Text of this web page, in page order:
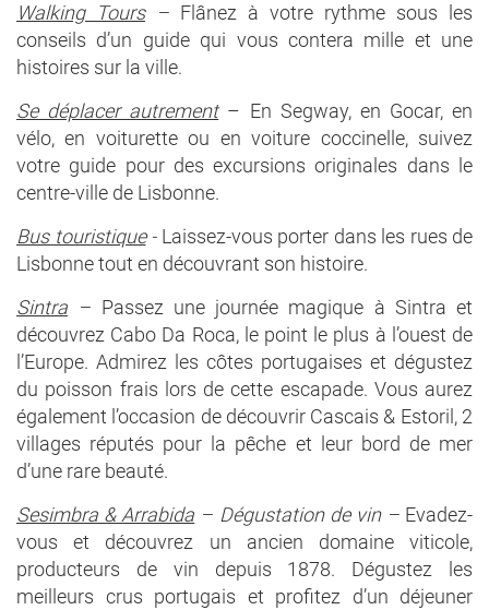
Walking Tours– Flânez à votre rythme sous les
conseils d’un guide qui vous contera mille et une
histoires sur la ville.
Se déplacer autrement– En Segway, en Gocar, en
vélo, en voiturette ou en voiture coccinelle, suivez
votre guide pour des excursions originales dans le
centre-ville de Lisbonne.
Bus touristique- Laissez-vous porter dans les rues de
Lisbonne tout en découvrant son histoire.
Sintra – Passez une journée magique à Sintra et
découvrez Cabo Da Roca, le point le plus à l’ouest de
l’Europe. Admirez les côtes portugaises et dégustez
du poisson frais lors de cette escapade. Vous aurez
également l’occasion de découvrir Cascais & Estoril, 2
villages réputés pour la pêche et leur bord de mer
d’une rare beauté.
Sesimbra & Arrabida – Dégustation de vin – Evadez-
vous et découvrez un ancien domaine viticole,
producteurs de vin depuis 1878. Dégustez les
meilleurs crus portugais et profitez d’un déjeuner